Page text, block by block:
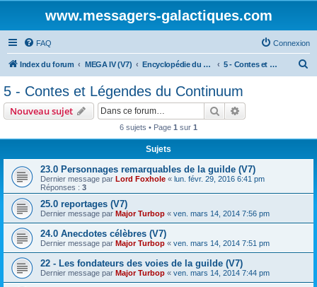
www.messagers-galactiques.com
FAQ Connexion
Index du forum MEGA IV (V7) Encyclopédie du Messager Galactique (V7) 5 - Contes et Légendes du Continuum
5 - Contes et Légendes du Continuum
Nouveau sujet Rechercher
6 sujets • Page 1 sur 1
Sujets
23.0 Personnages remarquables de la guilde (V7)
Dernier message par Lord Foxhole « lun. févr. 29, 2016 6:41 pm
Réponses : 3
25.0 reportages (V7)
Dernier message par Major Turbop « ven. mars 14, 2014 7:56 pm
24.0 Anecdotes célèbres (V7)
Dernier message par Major Turbop « ven. mars 14, 2014 7:51 pm
22 - Les fondateurs des voies de la guilde (V7)
Dernier message par Major Turbop « ven. mars 14, 2014 7:44 pm